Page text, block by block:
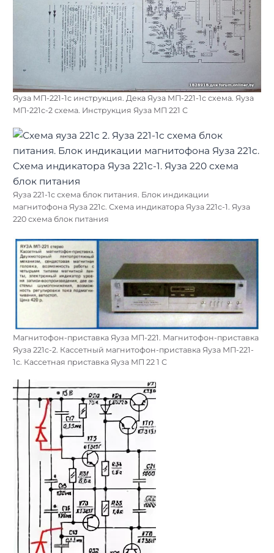
Яуза МП-221-1с инструкция. Дека Яуза МП-221-1с схема. Яуза
МП-221с-2 схема. Инструкция Яуза МП 221 С
Яуза 221-1с схема блок питания. Блок индикации
магнитофона Яуза 221с. Схема индикатора Яуза 221с-1. Яуза
220 схема блок питания
Магнитофон-приставка Яуза МП-221. Магнитофон-приставка
Яуза 221с-2. Кассетный магнитофон-приставка Яуза МП-221-
1с. Кассетная приставка Яуза МП 22 1 С